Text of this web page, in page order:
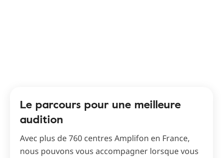
Le parcours pour une meilleure
audition
Avec plus de 760 centres Amplifon en France,
nous pouvons vous accompagner lorsque vous